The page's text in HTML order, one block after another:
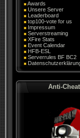
Awards
Unsere Server
Leaderboard
top100-vote for us
Impressum
Serverstreaming
XFire Stats
Event Calendar
HFB-ESL
Serverrules BF BC2
Anti-Cheat